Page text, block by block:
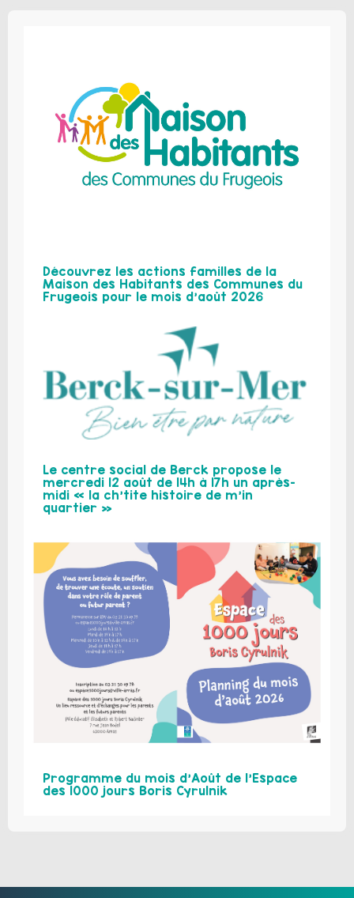
Découvrez les actions familles de la
Maison des Habitants des Communes du
Frugeois pour le mois d’août 2026
Le centre social de Berck propose le
mercredi 12 août de 14h à 17h un après-
midi « la ch’tite histoire de m’in
quartier »
Programme du mois d’Août de l’Espace
des 1000 jours Boris Cyrulnik